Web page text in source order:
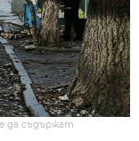
да съдържат